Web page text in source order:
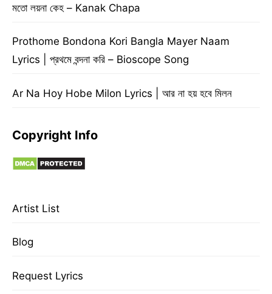
মতো লয়না কেহ – Kanak Chapa
Prothome Bondona Kori Bangla Mayer Naam
Lyrics | প্রথমে বন্দনা করি – Bioscope Song
Ar Na Hoy Hobe Milon Lyrics | আর না হয় হবে মিলন
Copyright Info
Artist List
Blog
Request Lyrics